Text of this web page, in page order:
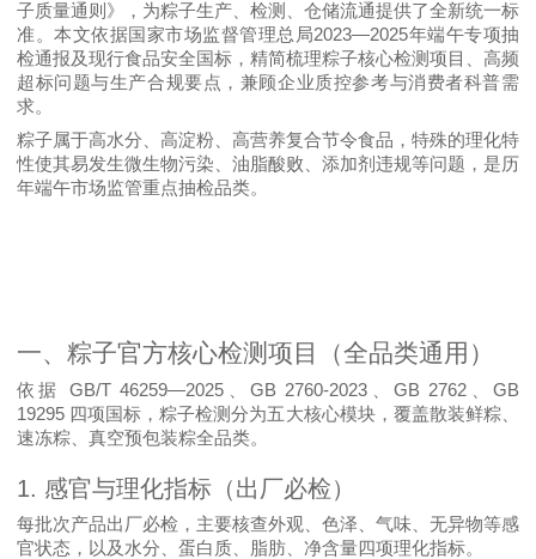
子质量通则》
，为粽子生产、检测、仓储流通提供了全新统一标
准。本文依据国家市场监督管理总局2023—2025年端午专项抽
检通报及现行食品安全国标，精简梳理粽子核心检测项目、高频
超标问题与生产合规要点，兼顾企业质控参考与消费者科普需
求。
粽子属于高水分、高淀粉、高营养复合节令食品，特殊的理化特
性使其易发生微生物污染、油脂酸败、添加剂违规等问题，是历
年端午市场监管重点抽检品类。
一、粽子官方核心检测项目（全品类通用）
依据 GB/T 46259—2025 、GB 2760-2023 、GB 2762 、GB
19295 四项国标，粽子检测分为五大核心模块，覆盖散装鲜粽、
速冻粽、真空预包装粽全品类。
1. 感官与理化指标（出厂必检）
每批次产品出厂必检，主要核查外观、色泽、气味、无异物等感
官状态，以及水分、蛋白质、脂肪、净含量四项理化指标。